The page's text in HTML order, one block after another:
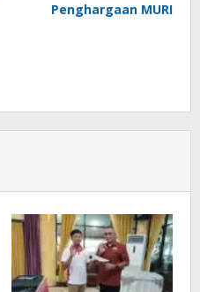
Penghargaan MURI